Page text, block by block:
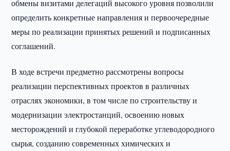
обмены визитами делегаций высокого уровня позволили
определить конкретные направления и первоочередные
меры по реализации принятых решений и подписанных
соглашений.
В ходе встречи предметно рассмотрены вопросы
реализации перспективных проектов в различных
отраслях экономики, в том числе по строительству и
модернизации электростанций, освоению новых
месторождений и глубокой переработке углеводородного
сырья, созданию современных химических и